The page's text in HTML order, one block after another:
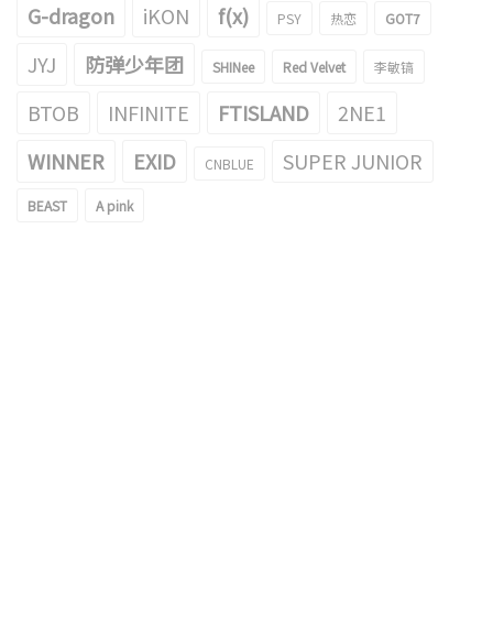
G-dragon iKON f(x) PSY 热恋 GOT7
JYJ 防弹少年团 SHINee Red Velvet 李敏镐
BTOB INFINITE FTISLAND
2NE1
WINNER
EXID CNBLUE SUPER JUNIOR
BEAST A pink